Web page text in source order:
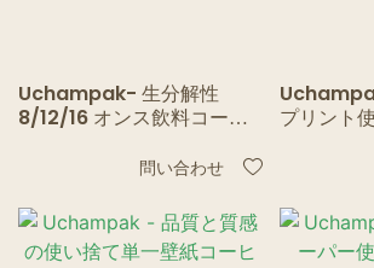
Uchampak- 生分解性
8/12/16 オンス飲料コーヒ
プ蓋付きシングルウォール
問い合わせ
プリント
ヒー用単